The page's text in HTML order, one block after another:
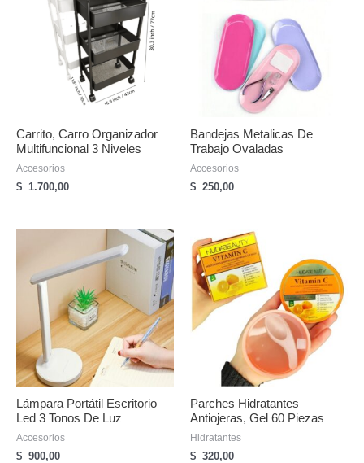
Carrito, Carro Organizador
Multifuncional 3 Niveles
Accesorios
$ 1.700,00
Bandejas Metalicas De
Trabajo Ovaladas
Accesorios
$ 250,00
Lámpara Portátil Escritorio
Led 3 Tonos De Luz
Accesorios
$ 900,00
Parches Hidratantes
Antiojeras, Gel 60 Piezas
Hidratantes
$ 320,00